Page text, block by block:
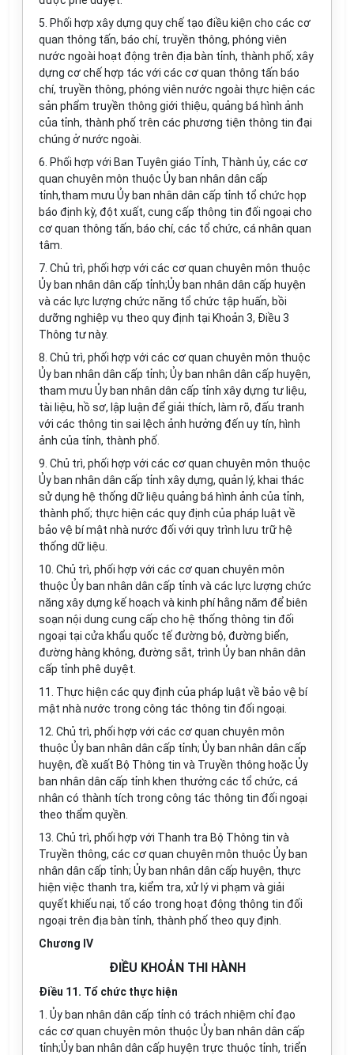
5. Phối hợp xây dựng quy chế tạo điều kiện cho các cơ
quan thông tấn, báo chí, truyền thông, phóng viên
nước ngoài hoạt động trên địa bàn tỉnh, thành phố; xây
dựng cơ chế hợp tác với các cơ quan thông tấn báo
chí, truyền thông, phóng viên nước ngoài thực hiện các
sản phẩm truyền thông giới thiệu, quảng bá hình ảnh
của tỉnh, thành phố trên các phương tiện thông tin đại
chúng ở nước ngoài.
6. Phối hợp với Ban Tuyên giáo Tỉnh, Thành ủy, các cơ
quan chuyên môn thuộc Ủy ban nhân dân cấp
tỉnh,tham mưu Ủy ban nhân dân cấp tỉnh tổ chức họp
báo định kỳ, đột xuất, cung cấp thông tin đối ngoại cho
cơ quan thông tấn, báo chí, các tổ chức, cá nhân quan
tâm.
7. Chủ trì, phối hợp với các cơ quan chuyên môn thuộc
Ủy ban nhân dân cấp tỉnh;Ủy ban nhân dân cấp huyện
và các lực lượng chức năng tổ chức tập huấn, bồi
dưỡng nghiệp vụ theo quy định tại Khoản 3, Điều 3
Thông tư này.
8. Chủ trì, phối hợp với các cơ quan chuyên môn thuộc
Ủy ban nhân dân cấp tỉnh; Ủy ban nhân dân cấp huyện,
tham mưu Ủy ban nhân dân cấp tỉnh xây dựng tư liệu,
tài liệu, hồ sơ, lập luận để giải thích, làm rõ, đấu tranh
với các thông tin sai lệch ảnh hưởng đến uy tín, hình
ảnh của tỉnh, thành phố.
9. Chủ trì, phối hợp với các cơ quan chuyên môn thuộc
Ủy ban nhân dân cấp tỉnh xây dựng, quản lý, khai thác
sử dụng hệ thống dữ liệu quảng bá hình ảnh của tỉnh,
thành phố; thực hiện các quy định của pháp luật về
bảo vệ bí mật nhà nước đối với quy trình lưu trữ hệ
thống dữ liệu.
10. Chủ trì, phối hợp với các cơ quan chuyên môn
thuộc Ủy ban nhân dân cấp tỉnh và các lực lượng chức
năng xây dựng kế hoạch và kinh phí hằng năm để biên
soạn nội dung cung cấp cho hệ thống thông tin đối
ngoại tại cửa khẩu quốc tế đường bộ, đường biển,
đường hàng không, đường sắt, trình Ủy ban nhân dân
cấp tỉnh phê duyệt.
11. Thực hiện các quy định của pháp luật về bảo vệ bí
mật nhà nước trong công tác thông tin đối ngoại.
12. Chủ trì, phối hợp với các cơ quan chuyên môn
thuộc Ủy ban nhân dân cấp tỉnh; Ủy ban nhân dân cấp
huyện, đề xuất Bộ Thông tin và Truyền thông hoặc Ủy
ban nhân dân cấp tỉnh khen thưởng các tổ chức, cá
nhân có thành tích trong công tác thông tin đối ngoại
theo thẩm quyền.
13. Chủ trì, phối hợp với Thanh tra Bộ Thông tin và
Truyền thông, các cơ quan chuyên môn thuộc Ủy ban
nhân dân cấp tỉnh; Ủy ban nhân dân cấp huyện, thực
hiện việc thanh tra, kiểm tra, xử lý vi phạm và giải
quyết khiếu nại, tố cáo trong hoạt động thông tin đối
ngoại trên địa bàn tỉnh, thành phố theo quy định.
Chương IV
ĐIỀU KHOẢN THI HÀNH
Điều 11. Tổ chức thực hiện
1. Ủy ban nhân dân cấp tỉnh có trách nhiệm chỉ đạo
các cơ quan chuyên môn thuộc Ủy ban nhân dân cấp
tỉnh;Ủy ban nhân dân cấp huyện trực thuộc tỉnh, triển